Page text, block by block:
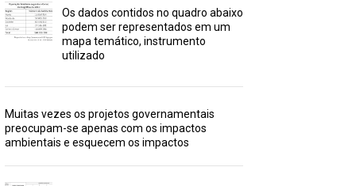
Os dados contidos no quadro abaixo
podem ser representados em um
mapa temático, instrumento
utilizado
Muitas vezes os projetos governamentais
preocupam-se apenas com os impactos
ambientais e esquecem os impactos